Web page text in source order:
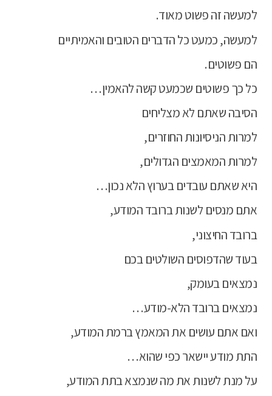
למעשה זה פשוט מאוד.
למעשה, כמעט כל הדברים הטובים והאמיתיים
הם פשוטים.
כל כך פשוטים שכמעט קשה להאמין…
הסיבה שאתם לא מצליחים
למרות הניסיונות החוזרים,
למרות המאמצים הגדולים,
היא שאתם עובדים בערוץ הלא נכון…
אתם מנסים לשנות ברובד המודע,
ברובד החיצוני,
בעוד שהדפוסים השולטים בכם
נמצאים בעומק,
נמצאים ברובד הלא-מודע…
ואם אתם עושים את המאמץ ברמת המודע,
התת מודע יישאר כפי שהוא…
על מנת לשנות את מה שנמצא בתת המודע,